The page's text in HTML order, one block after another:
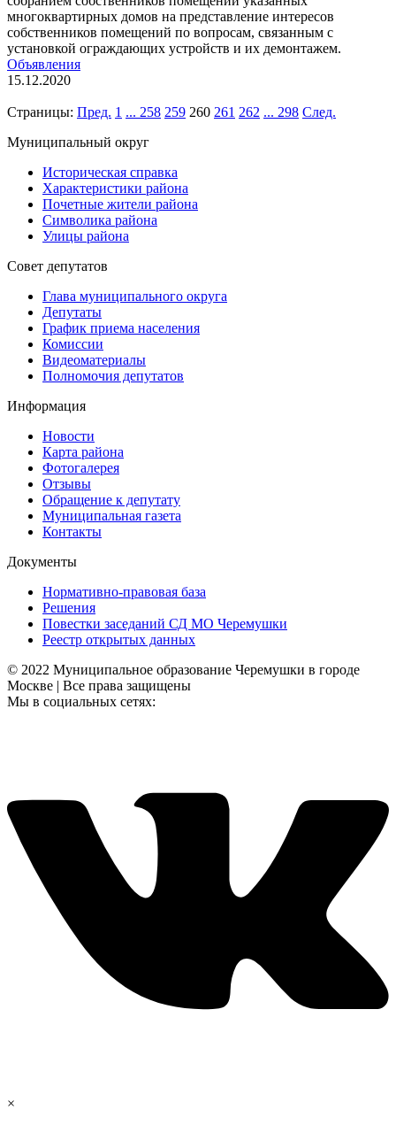
многоквартирных домов на представление интересов
собственников помещений по вопросам, связанным с
установкой ограждающих устройств и их демонтажем.
Объявления
15.12.2020
Страницы: Пред. 1 ... 258 259 260 261 262 ... 298 След.
Муниципальный округ
Историческая справка
Характеристики района
Почетные жители района
Символика района
Улицы района
Совет депутатов
Глава муниципального округа
Депутаты
График приема населения
Комиссии
Видеоматериалы
Полномочия депутатов
Информация
Новости
Карта района
Фотогалерея
Отзывы
Обращение к депутату
Муниципальная газета
Контакты
Документы
Нормативно-правовая база
Решения
Повестки заседаний СД МО Черемушки
Реестр открытых данных
© 2022 Муниципальное образование Черемушки в городе
Москве | Все права защищены
Мы в социальных сетях:
×